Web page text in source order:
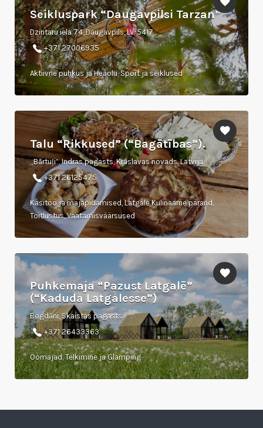
Seikluspark “Daugavpilsi Tarzan”
Dzintaru iela 74, Daugavpils, LV-5417
+371 27006935
Aktiivne puhkus ja Heaolu, Sport ja seiklused
Talu “Rikkused” (“Bagātības”).
„Bārtuļi”, Indras pagasts, Krāslavas novads, Latvija
+371 26125475
Käsitöö ja majapidamised, Latgale Kulinaarne pärand,
Toitlustus, Vaatamisväärsused
Puhkemaja “Pazust Latgalē”
(“Kaduda Latgalesse”)
Bogdāni, Skaistas pagasts
+371 26433363
Öömajad, Telkimine ja Glamping